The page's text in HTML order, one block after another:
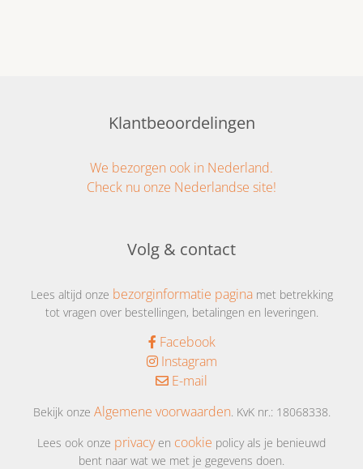
Klantbeoordelingen
We bezorgen ook in Nederland.
Check nu onze Nederlandse site!
Volg & contact
Lees altijd onze bezorginformatie paginamet betrekking
tot vragen over bestellingen, betalingen en leveringen.
Facebook
Instagram
E-mail
Bekijk onze Algemene voorwaarden . KvK nr.: 18068338.
Lees ook onze privacyen cookie policy als je benieuwd
bent naar wat we met je gegevens doen.